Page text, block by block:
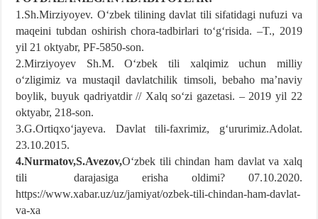
1.Sh.Mirziyoyev. Oʻzbek tilining davlat tili sifatidagi nufuzi va
maqeini tubdan oshirish chora-tadbirlari toʻgʻrisida. –T., 2019
yil 21 oktyabr, PF-5850-son.
2.Mirziyoyev Sh.M. Oʻzbek tili xalqimiz uchun milliy
oʻzligimiz va mustaqil davlatchilik timsoli, bebaho maʼnaviy
boylik, buyuk qadriyatdir // Xalq soʻzi gazetasi. – 2019 yil 22
oktyabr, 218-son.
3.G.Ortiqxoʻjayeva. Davlat tili-faxrimiz, gʻururimiz.Adolat.
23.10.2015.
4.Nurmatov,S.Avezov,Oʻzbek tili chindan ham davlat va xalq
tili darajasiga erisha oldimi? 07.10.2020.
https://www.xabar.uz/uz/jamiyat/ozbek-tili-chindan-ham-davlat-
va-xa